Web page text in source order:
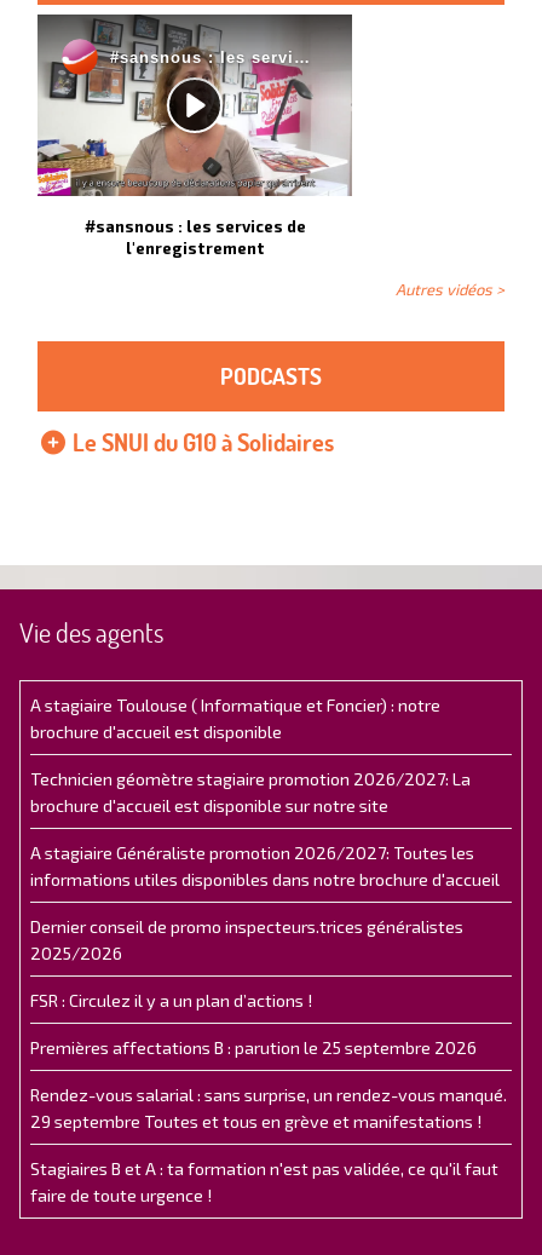
#sansnous : les services de
l'enregistrement
Autres vidéos >
PODCASTS
Le SNUI du G10 à Solidaires
Vie des agents
A stagiaire Toulouse ( Informatique et Foncier) : notre
brochure d'accueil est disponible
Technicien géomètre stagiaire promotion 2026/2027: La
brochure d'accueil est disponible sur notre site
A stagiaire Généraliste promotion 2026/2027: Toutes les
informations utiles disponibles dans notre brochure d'accueil
Dernier conseil de promo inspecteurs.trices généralistes
2025/2026
FSR : Circulez il y a un plan d’actions !
Premières affectations B : parution le 25 septembre 2026
Rendez-vous salarial : sans surprise, un rendez-vous manqué.
29 septembre Toutes et tous en grève et manifestations !
Stagiaires B et A : ta formation n'est pas validée, ce qu'il faut
faire de toute urgence !